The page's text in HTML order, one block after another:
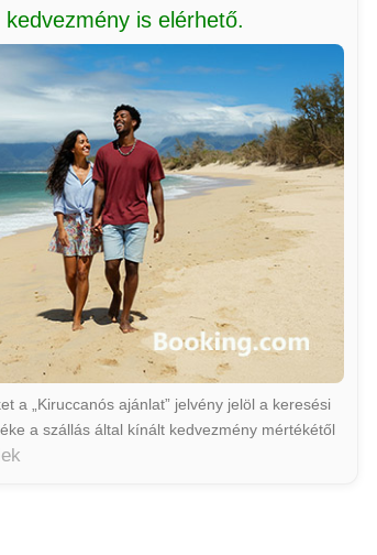
is elérhető.
a „Kiruccanós ajánlat” jelvény jelöl a keresési
a szállás által kínált kedvezmény mértékétől